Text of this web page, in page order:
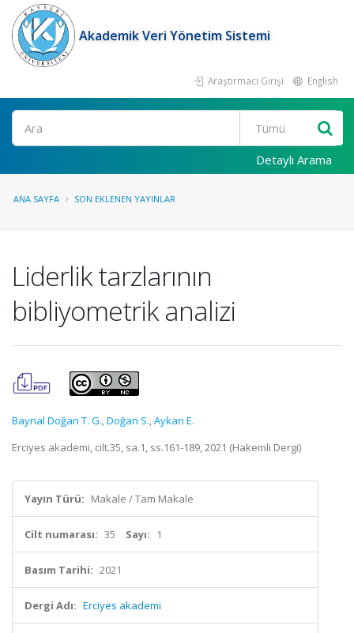
Akademik Veri Yönetim Sistemi
Araştırmacı Girişi English
Ara
Detaylı Arama
ANA SAYFA SON EKLENEN YAYINLAR
Liderlik tarzlarının
bibliyometrik analizi
Baynal Doğan T. G.,Doğan S.,Aykan E.
Erciyes akademi, cilt.35, sa.1, ss.161-189, 2021 (Hakemli Dergi)
Yayın Türü: Makale / Tam Makale
Cilt numarası: 35 Sayı: 1
Basım Tarihi: 2021
Dergi Adı: Erciyes akademi